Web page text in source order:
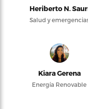
Heriberto N.
Salud y
Kiara Gerena
Energía Renovable